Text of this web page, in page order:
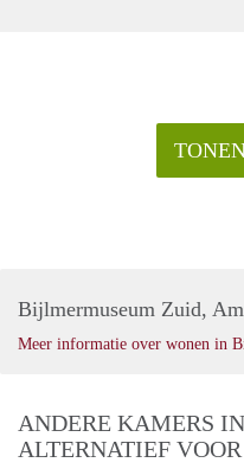
Bijlmermuseum Zuid,
Meer informatie over wonen in
ANDERE KAMERS IN
ALTERNATIEF